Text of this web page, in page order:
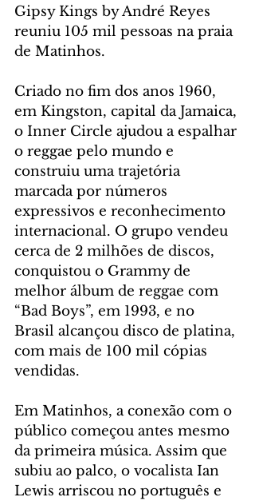
Gipsy Kings by André Reyes
reuniu 105 mil pessoas na praia
de Matinhos.
Criado no fim dos anos 1960,
em Kingston, capital da Jamaica,
o Inner Circle ajudou a espalhar
o reggae pelo mundo e
construiu uma trajetória
marcada por números
expressivos e reconhecimento
internacional. O grupo vendeu
cerca de 2 milhões de discos,
conquistou o Grammy de
melhor álbum de reggae com
“Bad Boys”, em 1993, e no
Brasil alcançou disco de platina,
com mais de 100 mil cópias
vendidas.
Em Matinhos, a conexão com o
público começou antes mesmo
da primeira música. Assim que
subiu ao palco, o vocalista Ian
Lewis arriscou no português e